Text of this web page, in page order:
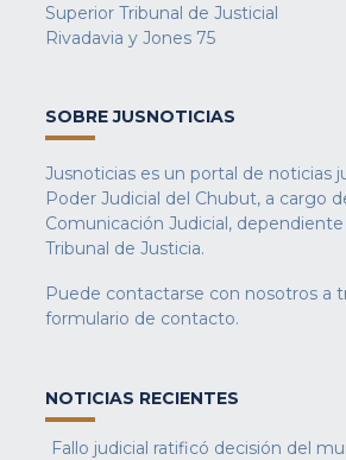
Superior Tribunal de Justicial
Rivadavia y Jones 75
SOBRE JUSNOTICIAS
Jusnoticias es un portal de noticias
Poder Judicial del Chubut, a cargo
Comunicación Judicial,
Tribunal de Justicia.
Puede contactarse con nosotros a
formulario de contacto.
NOTICIAS RECIENTES
Fallo judicial ratificó decisión del